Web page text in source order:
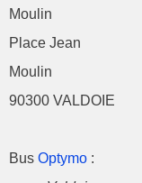
Moulin
Place Jean
Moulin
90300 VALDOIE
Bus Optymo :